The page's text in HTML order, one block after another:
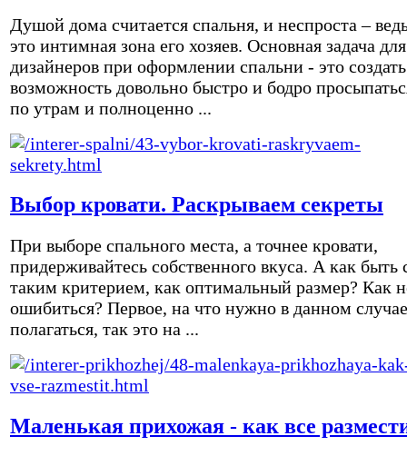
Душой дома считается спальня, и неспроста –
это интимная зона его хозяев. Основная задача для
дизайнеров при оформлении спальни - это создать
возможность довольно быстро и бодро
по утрам и полноценно ...
Выбор кровати. Раскрываем секреты
При выборе спального места, а точнее кровати,
придерживайтесь собственного вкуса. А как быть
таким критерием, как оптимальный размер? Как
ошибиться? Первое, на что нужно в данном случае
полагаться, так это на ...
Маленькая прихожая - как все